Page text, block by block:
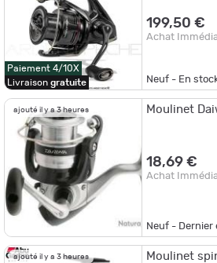
Paiement 4/10X
Livraison gratuite
199,50 €
Achat
Neuf - En
ajouté il y a 3 heures Moulinet
18,69 €
Achat
Neuf - Dernier
ajouté il y a 3 heures
Moulinet